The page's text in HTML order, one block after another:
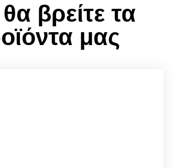
βρείτε τα
μας